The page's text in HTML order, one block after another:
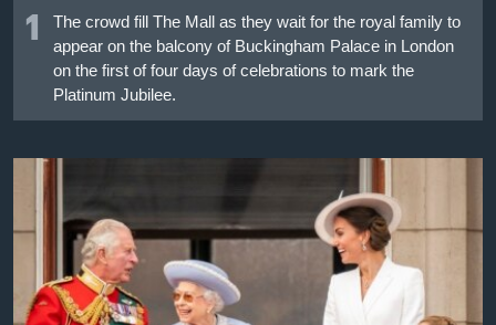
เลือกภาษา
1
The crowd fill The Mall as they wait for the royal family to
appear on the balcony of Buckingham Palace in London
on the first of four days of celebrations to mark the
Platinum Jubilee.